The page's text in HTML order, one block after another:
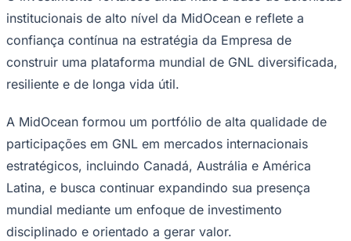
Tênis (ATP)
MLB
NHL
Vôlei
NBB
Brasileirão Série B
Paulistão
Copa do Brasil
Libertadores
Sul-Americana
Copa América
Champions League
institucionais de alto nível da MidOcean e reflete a
confiança contínua na estratégia da Empresa de
construir uma plataforma mundial de GNL diversificada,
resiliente e de longa vida útil.
A MidOcean formou um portfólio de alta qualidade de
participações em GNL em mercados internacionais
estratégicos, incluindo Canadá, Austrália e América
Latina, e busca continuar expandindo sua presença
mundial mediante um enfoque de investimento
disciplinado e orientado a gerar valor.